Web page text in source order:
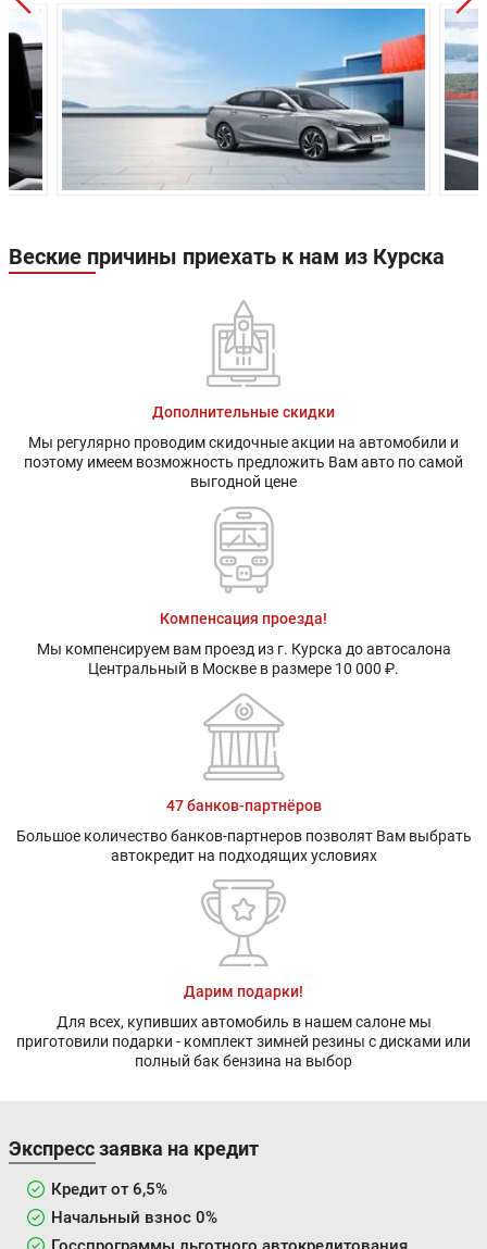
Задняя подвеска:
Многорычажная
независимая
Передние тормоза:
Дисковые
вентилируемые
Задние тормоза: Дисковые
Производство: Китай
Веские причины приехать к нам из Курска
Дополнительные скидки
Мы регулярно проводим скидочные акции на автомобили и
поэтому имеем возможность предложить Вам авто по самой
выгодной цене
Компенсация проезда!
Мы компенсируем вам проезд из г. Курска до автосалона
Центральный в Москве в размере 10 000 ₽.
47 банков-партнёров
Большое количество банков-партнеров позволят Вам выбрать
автокредит на подходящих условиях
Дарим подарки!
Для всех, купивших автомобиль в нашем салоне мы
приготовили подарки - комплект зимней резины с дисками или
полный бак бензина на выбор
Экспресс заявка на кредит
Кредит от 6,5%
Начальный взнос 0%